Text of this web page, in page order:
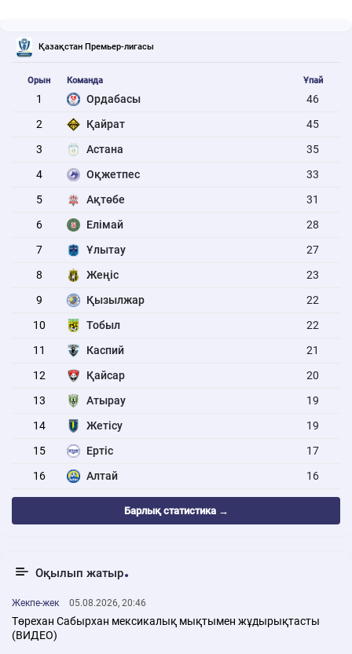
Қазақстан Премьер-лигасы
Орын Команда Ұпай
1 Ордабасы
46
2
Қайрат
45
3
Астана
35
4
Оқжетпес
33
5
Ақтөбе
31
6
Елімай
28
7
Ұлытау
27
8
Жеңіс
23
9
Қызылжар
22
10
Тобыл
22
11
Каспий
21
12
Қайсар
20
13
Атырау
19
14
Жетісу
19
15
Ертіс
17
16
Алтай 16
Барлық статистика →
Оқылып жатыр
Жекпе-жек 05.08.2026, 20:46
Төрехан Сабырхан мексикалық мықтымен жұдырықтасты
(ВИДЕО)